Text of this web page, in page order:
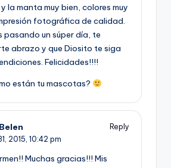
la manta muy bien, colores muy
fotográfica de calidad.
pasando un súper día, te
abrazo y que Diosito te siga
Felicidades!!!!
están tu mascotas?
Reply
2015, 10:42 pm
Muchas gracias!!! Mis